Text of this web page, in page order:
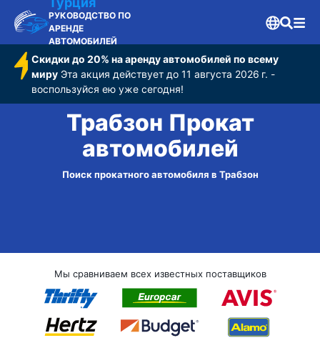
РУКОВОДСТВО ПО
АРЕНДЕ
АВТОМОБИЛЕЙ
Скидки до 20% на аренду автомобилей по всему
мируЭта акция действует до 11 августа 2026 г. -
воспользуйся ею уже сегодня!
Трабзон Прокат
автомобилей
Поиск прокатного автомобиля в Трабзон
Мы сравниваем всех известных поставщиков